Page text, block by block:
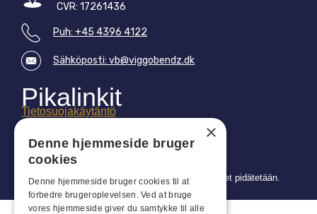
CVR: 17261436
Puh: +45 4396 4122
Sähköposti: vb@viggobendz.dk
Pikalinkit
Tietosuojakäytäntö
Copyright 2024 © Viggo Bendz. Kaikki oikeudet pidätetään.
×
Denne hjemmeside bruger
cookies
Denne hjemmeside bruger cookies til at
forbedre brugeroplevelsen. Ved at bruge
vores hjemmeside giver du samtykke til alle